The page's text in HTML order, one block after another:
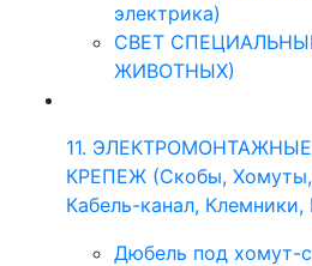
электрика)
СВЕТ
ЖИВОТНЫХ)
11.
КРЕПЕЖ (Скобы,
Кабель-канал, Клемники,
Дюбель под хомут-